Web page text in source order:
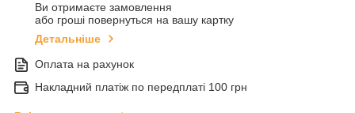
Ви отримаєте замовлення
або гроші повернуться на вашу картку
Детальніше
Оплата на рахунок
Накладний платіж по передплаті 100 грн